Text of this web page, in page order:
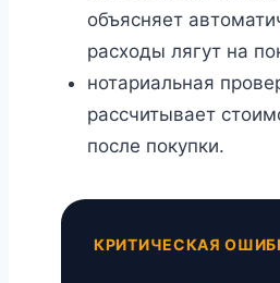
объясняет
расходы лягут на
нотариальная
рассчитывает
после покупки.
КРИТИЧЕСКАЯ